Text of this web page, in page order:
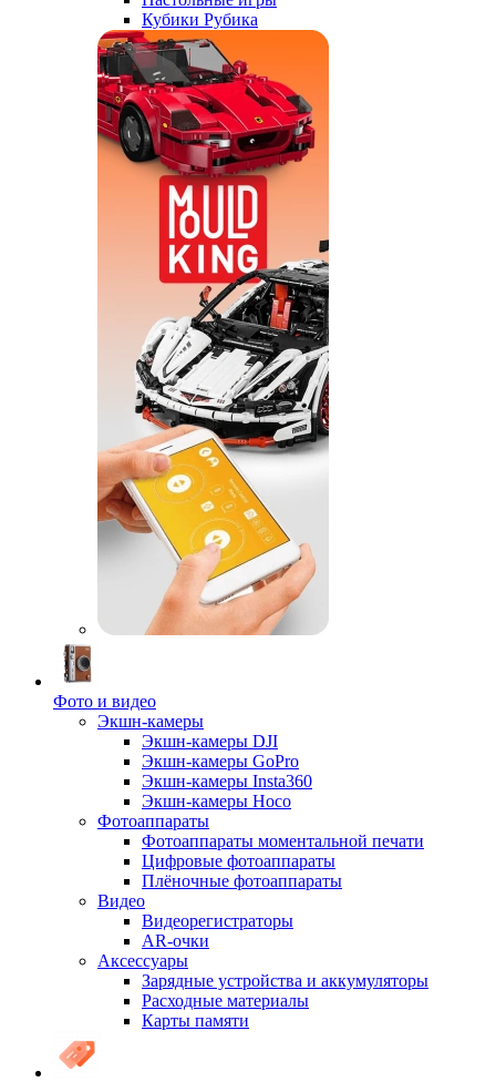
Кубики Рубика
Фото и видео
Экшн-камеры
Экшн-камеры DJI
Экшн-камеры GoPro
Экшн-камеры Insta360
Экшн-камеры Hoco
Фотоаппараты
Фотоаппараты моментальной печати
Цифровые фотоаппараты
Плёночные фотоаппараты
Видео
Видеорегистраторы
AR-очки
Аксессуары
Зарядные устройства и аккумуляторы
Расходные материалы
Карты памяти